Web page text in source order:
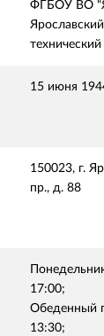
ФГБОУ ВО
15 июня
150023, г.
пр., д. 88
17:00;
Обеденный
13:30;